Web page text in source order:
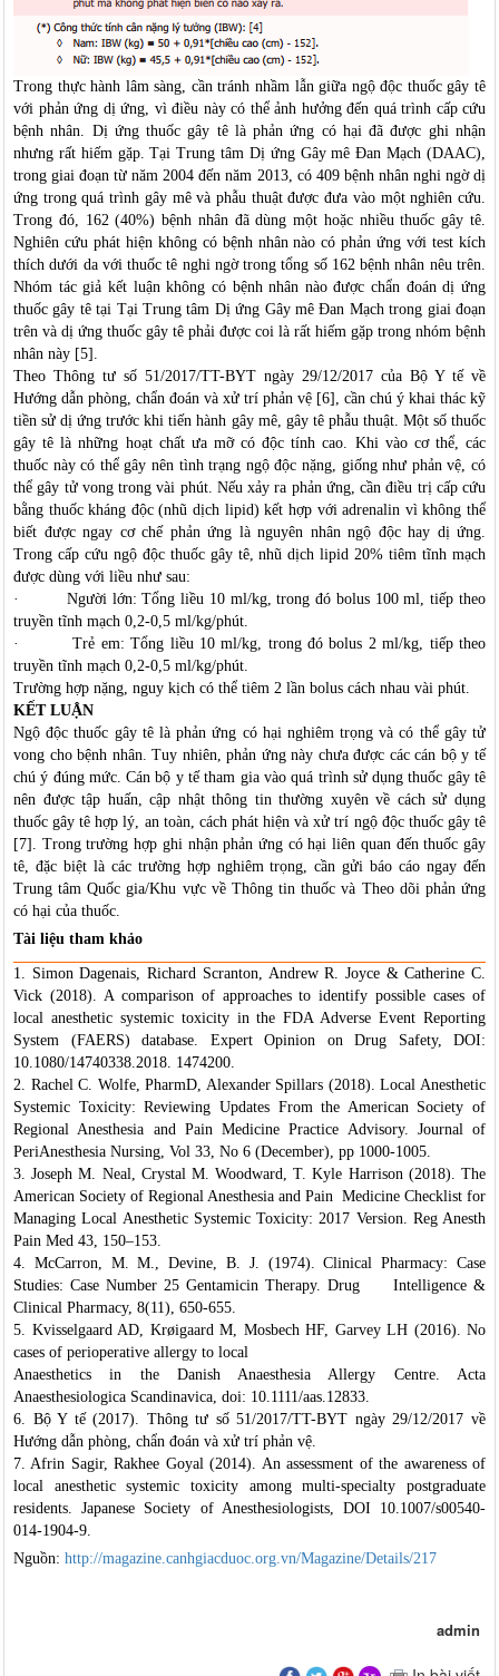
Trong thực hành lâm sàng, cần tránh nhầm lẫn giữa ngộ độc thuốc gây tê
với phản ứng dị ứng, vì điều này có thể ảnh hưởng đến quá trình cấp cứu
bệnh nhân. Dị ứng thuốc gây tê là phản ứng có hại đã được ghi nhận
nhưng rất hiếm gặp. Tại Trung tâm Dị ứng Gây mê Đan Mạch (DAAC),
trong giai đoạn từ năm 2004 đến năm 2013, có 409 bệnh nhân nghi ngờ dị
ứng trong quá trình gây mê và phẫu thuật được đưa vào một nghiên cứu.
Trong đó, 162 (40%) bệnh nhân đã dùng một hoặc nhiều thuốc gây tê.
Nghiên cứu phát hiện không có bệnh nhân nào có phản ứng với test kích
thích dưới da với thuốc tê nghi ngờ trong tổng số 162 bệnh nhân nêu trên.
Nhóm tác giả kết luận không có bệnh nhân nào được chẩn đoán dị ứng
thuốc gây tê tại Tại Trung tâm Dị ứng Gây mê Đan Mạch trong giai đoạn
trên và dị ứng thuốc gây tê phải được coi là rất hiếm gặp trong nhóm bệnh
nhân này [5].
Theo Thông tư số 51/2017/TT-BYT ngày 29/12/2017 của Bộ Y tế về
Hướng dẫn phòng, chẩn đoán và xử trí phản vệ [6], cần chú ý khai thác kỹ
tiền sử dị ứng trước khi tiến hành gây mê, gây tê phẫu thuật. Một số thuốc
gây tê là những hoạt chất ưa mỡ có độc tính cao. Khi vào cơ thể, các
thuốc này có thể gây nên tình trạng ngộ độc nặng, giống như phản vệ, có
thể gây tử vong trong vài phút. Nếu xảy ra phản ứng, cần điều trị cấp cứu
bằng thuốc kháng độc (nhũ dịch lipid) kết hợp với adrenalin vì không thể
biết được ngay cơ chế phản ứng là nguyên nhân ngộ độc hay dị ứng.
Trong cấp cứu ngộ độc thuốc gây tê, nhũ dịch lipid 20% tiêm tĩnh mạch
được dùng với liều như sau:
· Người lớn: Tổng liều 10 ml/kg, trong đó bolus 100 ml, tiếp theo
truyền tĩnh mạch 0,2-0,5 ml/kg/phút.
·Trẻ em: Tổng liều 10 ml/kg, trong đó bolus 2 ml/kg, tiếp theo
truyền tĩnh mạch 0,2-0,5 ml/kg/phút.
Trường hợp nặng, nguy kịch có thể tiêm 2 lần bolus cách nhau vài phút.
KẾT LUẬN
Ngộ độc thuốc gây tê là phản ứng có hại nghiêm trọng và có thể gây tử
vong cho bệnh nhân. Tuy nhiên, phản ứng này chưa được các cán bộ y tế
chú ý đúng mức. Cán bộ y tế tham gia vào quá trình sử dụng thuốc gây tê
nên được tập huấn, cập nhật thông tin thường xuyên về cách sử dụng
thuốc gây tê hợp lý, an toàn, cách phát hiện và xử trí ngộ độc thuốc gây tê
[7]. Trong trường hợp ghi nhận phản ứng có hại liên quan đến thuốc gây
tê, đặc biệt là các trường hợp nghiêm trọng, cần gửi báo cáo ngay đến
Trung tâm Quốc gia/Khu vực về Thông tin thuốc và Theo dõi phản ứng
có hại của thuốc.
Tài liệu tham khảo
1. Simon Dagenais, Richard Scranton, Andrew R. Joyce & Catherine C.
Vick (2018). A comparison of approaches to identify possible cases of
local anesthetic systemic toxicity in the FDA Adverse Event Reporting
System (FAERS) database. Expert Opinion on Drug Safety, DOI:
10.1080/14740338.2018. 1474200.
2. Rachel C. Wolfe, PharmD, Alexander Spillars (2018). Local Anesthetic
Systemic Toxicity: Reviewing Updates From the American Society of
Regional Anesthesia and Pain Medicine Practice Advisory. Journal of
PeriAnesthesia Nursing, Vol 33, No 6 (December), pp 1000-1005.
3. Joseph M. Neal, Crystal M. Woodward, T. Kyle Harrison (2018). The
American Society of Regional Anesthesia and Pain Medicine Checklist for
Managing Local Anesthetic Systemic Toxicity: 2017 Version. Reg Anesth
Pain Med 43, 150–153.
4. McCarron, M. M., Devine, B. J. (1974). Clinical Pharmacy: Case
Studies: Case Number 25 Gentamicin Therapy. Drug Intelligence &
Clinical Pharmacy, 8(11), 650-655.
5. Kvisselgaard AD, Krøigaard M, Mosbech HF, Garvey LH (2016). No
cases of perioperative allergy to local
Anaesthetics in the Danish Anaesthesia Allergy Centre. Acta
Anaesthesiologica Scandinavica, doi: 10.1111/aas.12833.
6. Bộ Y tế (2017). Thông tư số 51/2017/TT-BYT ngày 29/12/2017 về
Hướng dẫn phòng, chẩn đoán và xử trí phản vệ.
7. Afrin Sagir, Rakhee Goyal (2014). An assessment of the awareness of
local anesthetic systemic toxicity among multi-specialty postgraduate
residents. Japanese Society of Anesthesiologists, DOI 10.1007/s00540-
014-1904-9.
Nguồn: http://magazine.canhgiacduoc.org.vn/Magazine/Details/217
admin